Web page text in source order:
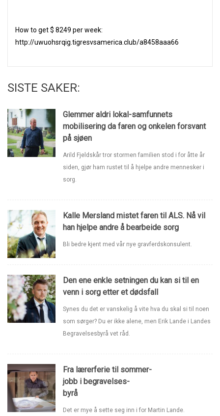
Нow to get $ 8249 реr week:
http://uwuohsrqig.tigresvsamerica.club/a8458aaa66
SISTE SAKER:
Glemmer aldri lokal-samfunnets
mobilisering da faren og onkelen forsvant
på sjøen
Arild Fjeldskår tror stormen familien stod i for åtte år
siden, gjør ham rustet til å hjelpe andre mennesker i
sorg.
Kalle Mersland mistet faren til ALS. Nå vil
han hjelpe andre å bearbeide sorg
Bli bedre kjent med vår nye gravferdskonsulent.
Den ene enkle setningen du kan si til en
venn i sorg etter et dødsfall
Synes du det er vanskelig å vite hva du skal si til noen
som sørger? Du er ikke alene, men Erik Lande i Landes
Begravelsesbyrå vet råd.
Fra lærerferie til sommer-
jobb i begravelses-
byrå
Det er mye å sette seg inn i for Martin Lande.